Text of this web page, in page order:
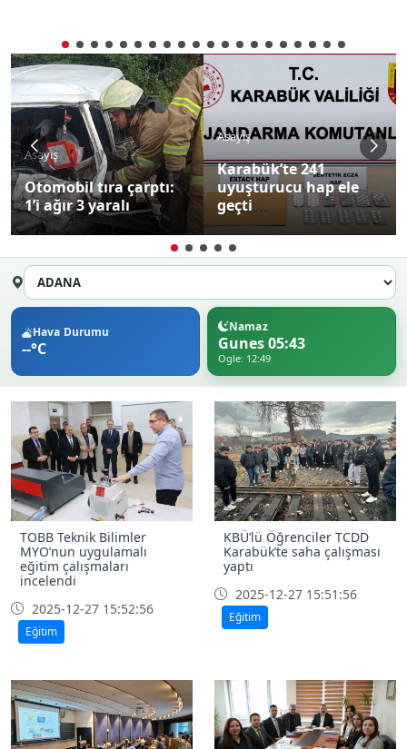
Asayiş
Karabük’te 241
uyuşturucu hap ele
geçti
Asayiş
Karabük’te sentetik
ecza operasyonu: 2
gözaltı
Hava Durumu
--°C
Namaz
Gunes 05:43
Ogle: 12:49
TOBB Teknik Bilimler
MYO’nun uygulamalı
eğitim çalışmaları
incelendi
2025-12-27 15:52:56
Eğitim
KBÜ’lü Öğrenciler TCDD
Karabük’te saha çalışması
yaptı
2025-12-27 15:51:56
Eğitim